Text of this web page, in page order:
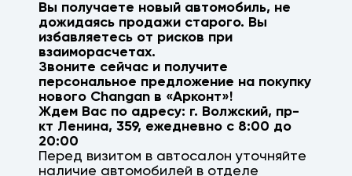
Вы получаете новый автомобиль, не
дожидаясь продажи старого. Вы
избавляетесь от рисков при
взаиморасчетах.
Звоните сейчас и получите
персональное предложение на покупку
нового Changan в «Арконт»!
Ждем Вас по адресу: г. Волжский, пр-
кт Ленина, 359, ежедневно с 8:00 до
20:00
Перед визитом в автосалон уточняйте
наличие автомобилей в отделе